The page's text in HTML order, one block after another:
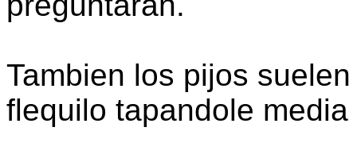
Tambien los pijos
flequilo tapandole media